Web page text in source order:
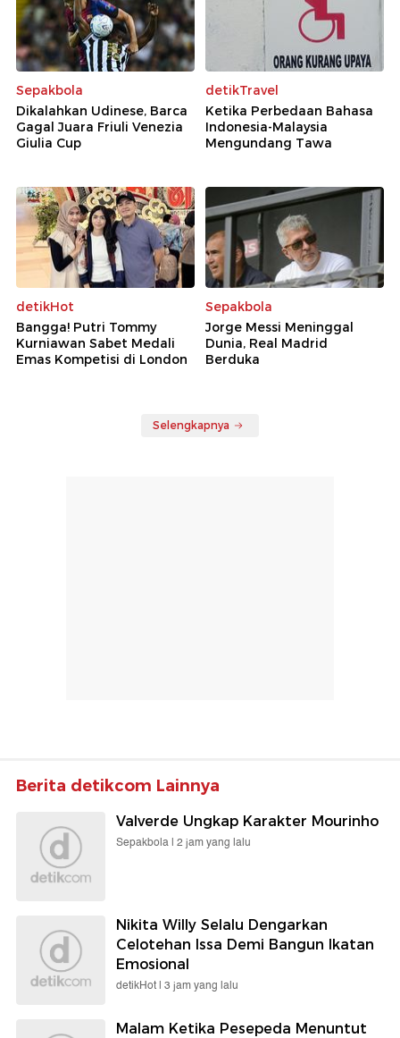
Sepakbola
Dikalahkan Udinese, Barca
Gagal Juara Friuli Venezia
Giulia Cup
detikTravel
Ketika Perbedaan Bahasa
Indonesia-Malaysia
Mengundang Tawa
detikHot
Bangga! Putri Tommy
Kurniawan Sabet Medali
Emas Kompetisi di London
Sepakbola
Jorge Messi Meninggal
Dunia, Real Madrid
Berduka
Selengkapnya
Berita detikcom Lainnya
Valverde Ungkap Karakter Mourinho
Sepakbola | 2 jam yang lalu
Nikita Willy Selalu Dengarkan
Celotehan Issa Demi Bangun Ikatan
Emosional
detikHot | 3 jam yang lalu
Malam Ketika Pesepeda Menuntut